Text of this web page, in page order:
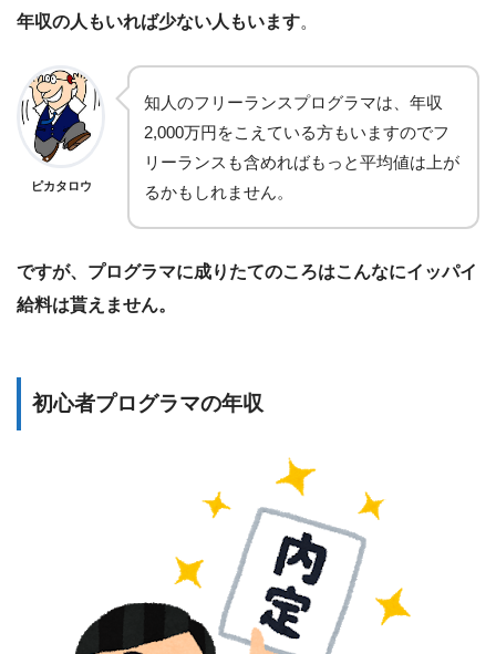
年収の人もいれば少ない人もいます。
ピカタロウ
知人のフリーランスプログラマは、年収
2,000万円をこえている方もいますのでフ
リーランスも含めればもっと平均値は上が
るかもしれません。
ですが、プログラマに成りたてのころはこんなにイッパイ
給料は貰えません。
初心者プログラマの年収